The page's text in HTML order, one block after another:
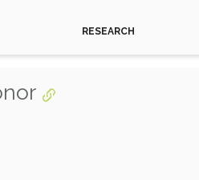
RESEARCH